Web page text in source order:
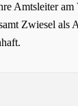
Amtsleiter
Zwiesel als